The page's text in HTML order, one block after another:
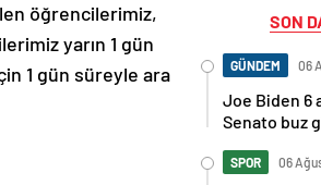
öğrencilerimiz,
yarın 1 gün
1 gün süreyle ara
SON
GÜNDEM 06
Joe Biden 6
Senato buz
SPOR 06